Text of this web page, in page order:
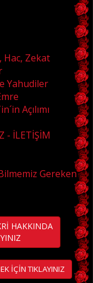
Hac, Zekat
Yahudiler
Açılımı
- İLETİŞİM
Gereken
HAKKINDA
İÇİN TIKLAYINIZ